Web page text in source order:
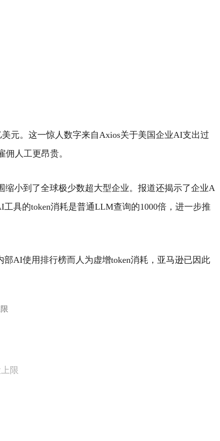
元。 这一惊人数字来自Axios关于美国企业AI支出过
人工更昂贵。
小到了全球极少数超大型企业。 报道还揭示了企业A
具的token消耗是普通LLM查询的1000倍，进一步推
AI使用排行榜而人为虚增token消耗，亚马逊已因此
限